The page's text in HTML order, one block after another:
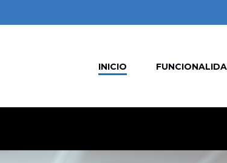
INICIO